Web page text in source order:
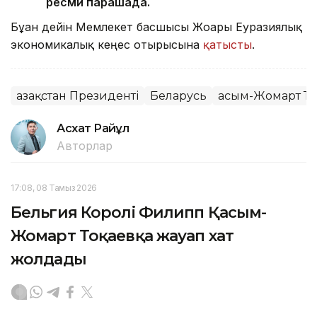
Бұған дейін Мемлекет басшысы Жоғары Еуразиялық
экономикалық кеңес отырысына қатысты.
Қазақстан Президенті Беларусь Қасым-Жомарт
Асхат Райқұл
Авторлар
17:08, 08 Тамыз 2026
Бельгия Королі Филипп Қасым-
Жомарт Тоқаевқа жауап хат
жолдады